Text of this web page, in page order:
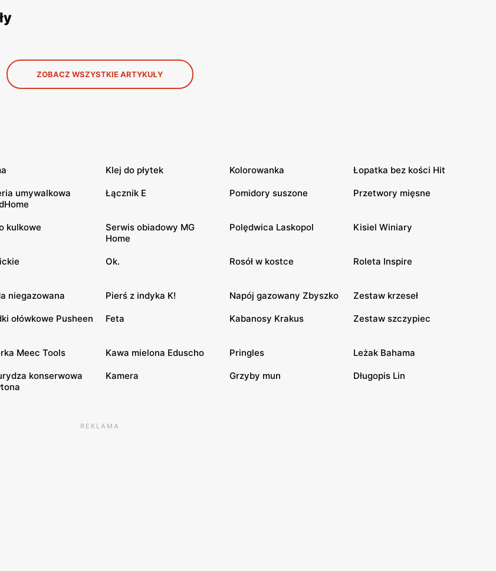
ZOBACZ WSZYSTKIE ARTYKUŁY
Klej do płytek Kolorowanka Łopatka bez kości Hit
umywalkowa
Łącznik E Pomidory suszone Przetwory mięsne
kulkowe
Serwis obiadowy MG
Home
Polędwica Laskopol Kisiel Winiary
Ok. Rosół w kostce Roleta Inspire
niegazowana Pierś z indyka K! Napój gazowany Zbyszko Zestaw krzeseł
ołówkowe Pusheen Feta Kabanosy Krakus Zestaw szczypiec
Meec Tools Kawa mielona Eduscho Pringles Leżak Bahama
konserwowa
Kamera Grzyby mun Długopis Lin
REKLAMA